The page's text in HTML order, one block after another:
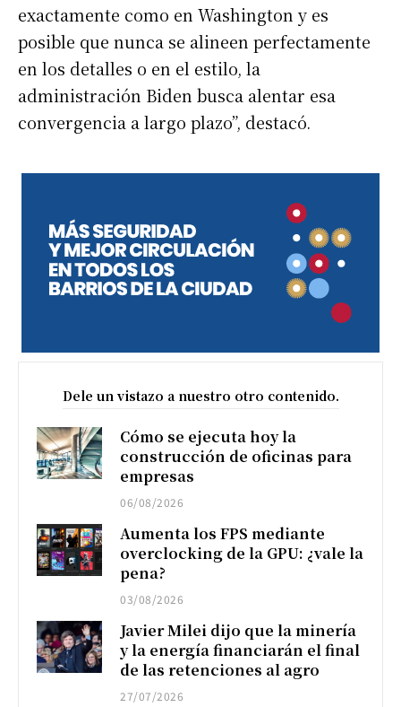
exactamente como en Washington y es
posible que nunca se alineen perfectamente
en los detalles o en el estilo, la
administración Biden busca alentar esa
convergencia a largo plazo”, destacó.
Dele un vistazo a nuestro otro contenido.
Cómo se ejecuta hoy la
construcción de oficinas para
empresas
06/08/2026
Aumenta los FPS mediante
overclocking de la GPU: ¿vale la
pena?
03/08/2026
Javier Milei dijo que la minería
y la energía financiarán el final
de las retenciones al agro
27/07/2026